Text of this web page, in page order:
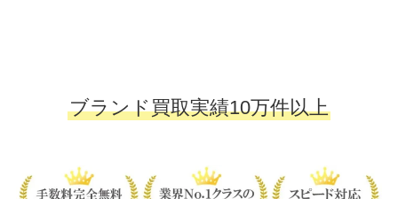
ブランド買取実績10万件以上